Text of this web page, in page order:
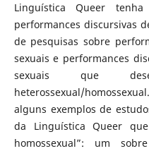
Linguística Queer
performances discursivas
de pesquisas sobre
sexuais e performances
sexuais que
heterossexual/
alguns exemplos de
da Linguística Queer
homossexual”: um